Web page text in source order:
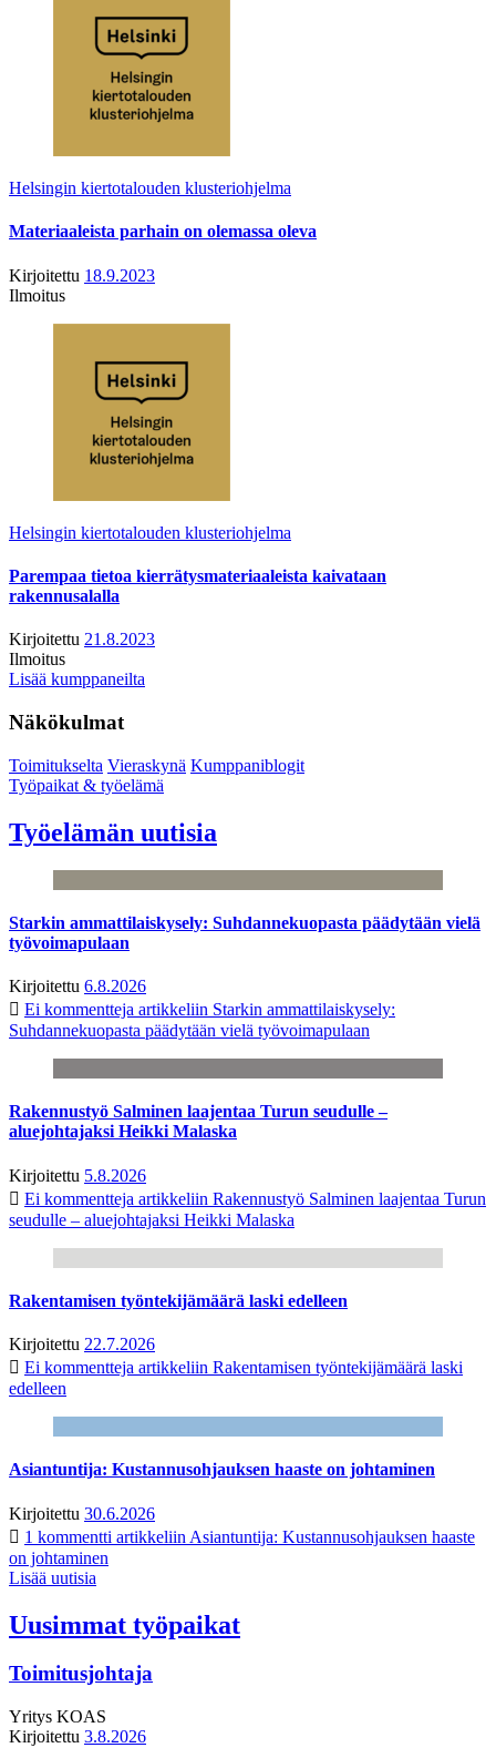
Helsingin kiertotalouden klusteriohjelma
Materiaaleista parhain on olemassa oleva
Kirjoitettu 18.9.2023
Ilmoitus
Helsingin kiertotalouden klusteriohjelma
Parempaa tietoa kierrätysmateriaaleista kaivataan
rakennusalalla
Kirjoitettu 21.8.2023
Ilmoitus
Lisää kumppaneilta
Näkökulmat
Toimitukselta Vieraskynä Kumppaniblogit
Työpaikat & työelämä
Työelämän uutisia
Starkin ammattilaiskysely: Suhdannekuopasta päädytään vielä
työvoimapulaan
Kirjoitettu 6.8.2026
Ei kommentteja artikkeliin Starkin ammattilaiskysely:
Suhdannekuopasta päädytään vielä työvoimapulaan
Rakennustyö Salminen laajentaa Turun seudulle –
aluejohtajaksi Heikki Malaska
Kirjoitettu 5.8.2026
Ei kommentteja artikkeliin Rakennustyö Salminen laajentaa Turun
seudulle – aluejohtajaksi Heikki Malaska
Rakentamisen työntekijämäärä laski edelleen
Kirjoitettu 22.7.2026
Ei kommentteja artikkeliin Rakentamisen työntekijämäärä laski
edelleen
Asiantuntija: Kustannusohjauksen haaste on johtaminen
Kirjoitettu 30.6.2026
1 kommentti artikkeliin Asiantuntija: Kustannusohjauksen haaste
on johtaminen
Lisää uutisia
Uusimmat työpaikat
Toimitusjohtaja
Yritys KOAS
Kirjoitettu 3.8.2026